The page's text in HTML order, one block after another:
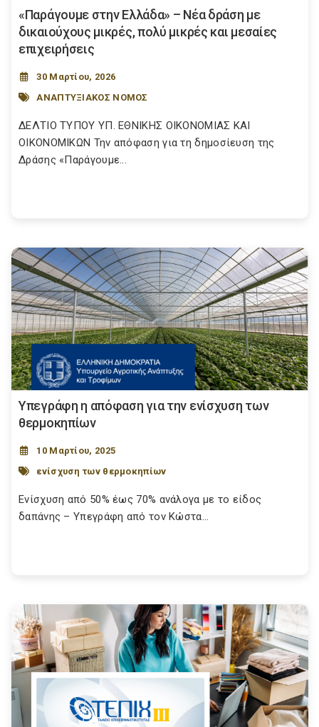
«Παράγουμε στην Ελλάδα» – Νέα δράση με
δικαιούχους μικρές, πολύ μικρές και μεσαίες
επιχειρήσεις
30 Μαρτίου, 2026
ΑΝΑΠΤΥΞΙΑΚΟΣ ΝΟΜΟΣ
ΔΕΛΤΙΟ ΤΥΠΟΥ ΥΠ. ΕΘΝΙΚΗΣ ΟΙΚΟΝΟΜΙΑΣ ΚΑΙ
ΟΙΚΟΝΟΜΙΚΩΝ Την απόφαση για τη δημοσίευση της
Δράσης «Παράγουμε...
Υπεγράφη η απόφαση για την ενίσχυση των
θερμοκηπίων
10 Μαρτίου, 2025
ενίσχυση των θερμοκηπίων
Ενίσχυση από 50% έως 70% ανάλογα με το είδος
δαπάνης – Υπεγράφη από τον Κώστα...